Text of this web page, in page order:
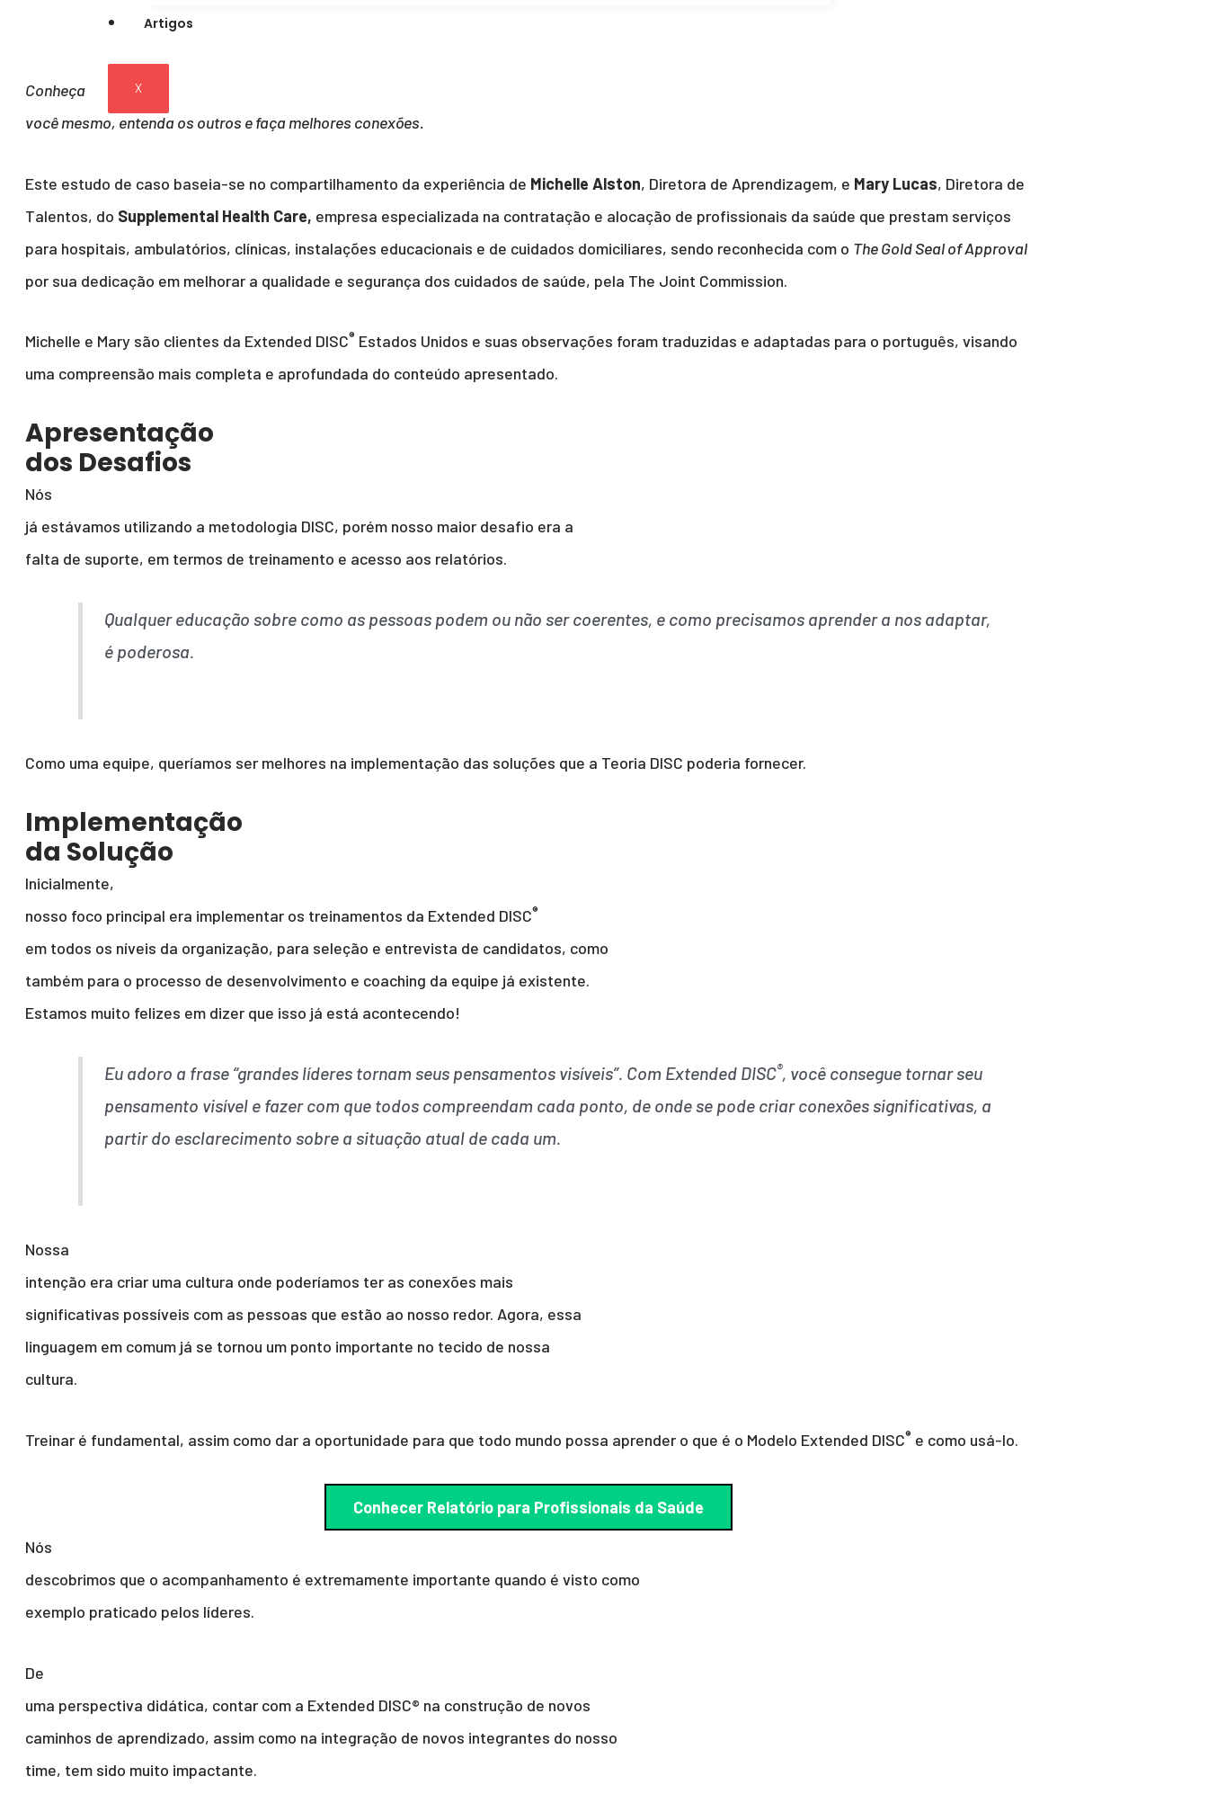
Artigos
X
Conheça
você mesmo, entenda os outros e faça melhores conexões.
Este estudo de caso baseia-se no compartilhamento da experiência de Michelle Alston, Diretora de Aprendizagem, e Mary Lucas, Diretora de
Talentos, do Supplemental Health Care, empresa especializada na contratação e alocação de profissionais da saúde que prestam serviços
para hospitais, ambulatórios, clínicas, instalações educacionais e de cuidados domiciliares, sendo reconhecida com o The Gold Seal of Approval
por sua dedicação em melhorar a qualidade e segurança dos cuidados de saúde, pela The Joint Commission.
Michelle e Mary são clientes da Extended DISC® Estados Unidos e suas observações foram traduzidas e adaptadas para o português, visando
uma compreensão mais completa e aprofundada do conteúdo apresentado.
Apresentação
dos Desafios
Nós
já estávamos utilizando a metodologia DISC, porém nosso maior desafio era a
falta de suporte, em termos de treinamento e acesso aos relatórios.
Qualquer educação sobre como as pessoas podem ou não ser coerentes, e como precisamos aprender a nos adaptar,
é poderosa.
Como uma equipe, queríamos ser melhores na implementação das soluções que a Teoria DISC poderia fornecer.
Implementação
da Solução
Inicialmente,
nosso foco principal era implementar os treinamentos da Extended DISC®
em todos os níveis da organização, para seleção e entrevista de candidatos, como
também para o processo de desenvolvimento e coaching da equipe já existente.
Estamos muito felizes em dizer que isso já está acontecendo!
Eu adoro a frase “grandes líderes tornam seus pensamentos visíveis”. Com Extended DISC®, você consegue tornar seu
pensamento visível e fazer com que todos compreendam cada ponto, de onde se pode criar conexões significativas, a
partir do esclarecimento sobre a situação atual de cada um.
Nossa
intenção era criar uma cultura onde poderíamos ter as conexões mais
significativas possíveis com as pessoas que estão ao nosso redor. Agora, essa
linguagem em comum já se tornou um ponto importante no tecido de nossa
cultura.
Treinar é fundamental, assim como dar a oportunidade para que todo mundo possa aprender o que é o Modelo Extended DISC® e como usá-lo.
Conhecer Relatório para Profissionais da Saúde
Nós
descobrimos que o acompanhamento é extremamente importante quando é visto como
exemplo praticado pelos líderes.
De
uma perspectiva didática, contar com a Extended DISC® na construção de novos
caminhos de aprendizado, assim como na integração de novos integrantes do nosso
time, tem sido muito impactante.